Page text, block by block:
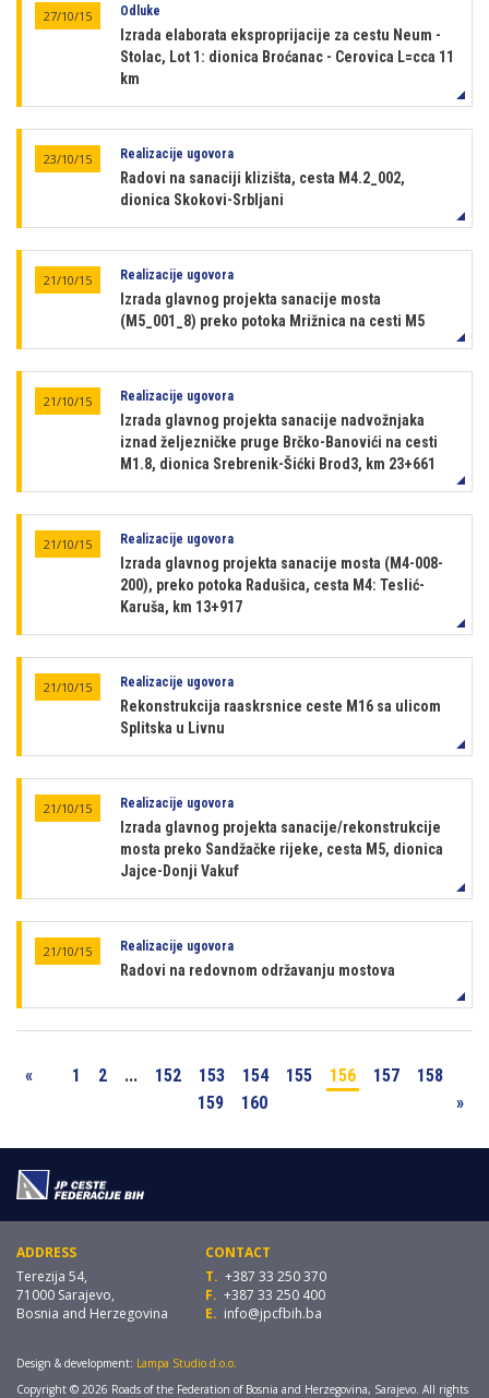
27/10/15 Odluke
Izrada elaborata eksproprijacije za cestu Neum -
Stolac, Lot 1: dionica Broćanac - Cerovica L=cca 11
km
23/10/15 Realizacije ugovora
Radovi na sanaciji klizišta, cesta M4.2_002,
dionica Skokovi-Srbljani
21/10/15 Realizacije ugovora
Izrada glavnog projekta sanacije mosta
(M5_001_8) preko potoka Mrižnica na cesti M5
21/10/15 Realizacije ugovora
Izrada glavnog projekta sanacije nadvožnjaka
iznad željezničke pruge Brčko-Banovići na cesti
M1.8, dionica Srebrenik-Šićki Brod3, km 23+661
21/10/15 Realizacije ugovora
Izrada glavnog projekta sanacije mosta (M4-008-
200), preko potoka Radušica, cesta M4: Teslić-
Karuša, km 13+917
21/10/15 Realizacije ugovora
Rekonstrukcija raaskrsnice ceste M16 sa ulicom
Splitska u Livnu
21/10/15 Realizacije ugovora
Izrada glavnog projekta sanacije/rekonstrukcije
mosta preko Sandžačke rijeke, cesta M5, dionica
Jajce-Donji Vakuf
21/10/15 Realizacije ugovora
Radovi na redovnom održavanju mostova
« 1 2 ... 152 153 154 155 156 157
158
159
160 »
ADDRESS
Terezija 54,
71000 Sarajevo,
Bosnia and Herzegovina
CONTACT
T. +387 33 250 370
F. +387 33 250 400
E. info@jpcfbih.ba
Design & development: Lampa Studio d.o.o.
Copyright © 2026 Roads of the Federation of Bosnia and Herzegovina, Sarajevo. All rights